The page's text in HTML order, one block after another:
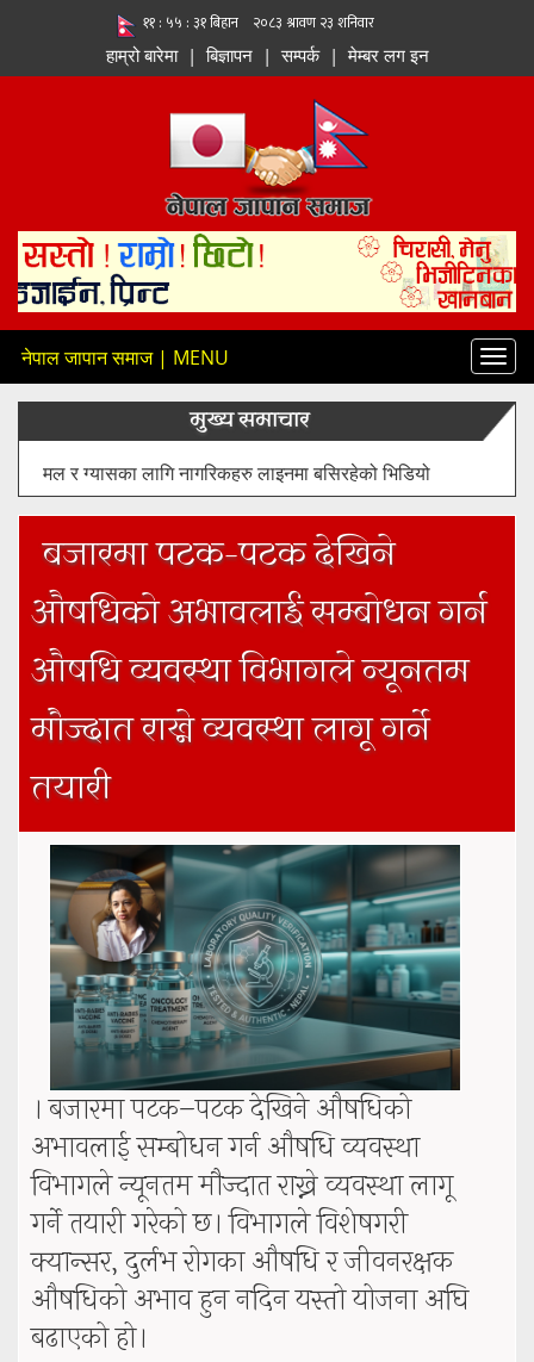
हाम्रो बारेमा | बिज्ञापन | सम्पर्क | मेम्बर लग इन
नेपाल जापान समाज | MENU
मुख्य समाचार
मल र ग्यासका लागि नागरिकहरु लाइनमा बसिरहेको भिडियो
आइरहेको बताउँदै यसबारे सम्बन्धित मन्त्रालयले स्पष्ट बताइ दिनु पर्ने
बताए
बजारमा पटक–पटक देखिने
औषधिको अभावलाई सम्बोधन गर्न
औषधि व्यवस्था विभागले न्यूनतम
मौज्दात राख्ने व्यवस्था लागू गर्ने
तयारी
। बजारमा पटक–पटक देखिने औषधिको
अभावलाई सम्बोधन गर्न औषधि व्यवस्था
विभागले न्यूनतम मौज्दात राख्ने व्यवस्था लागू
गर्ने तयारी गरेको छ। विभागले विशेषगरी
क्यान्सर, दुर्लभ रोगका औषधि र जीवनरक्षक
औषधिको अभाव हुन नदिन यस्तो योजना अघि
बढाएको हो।